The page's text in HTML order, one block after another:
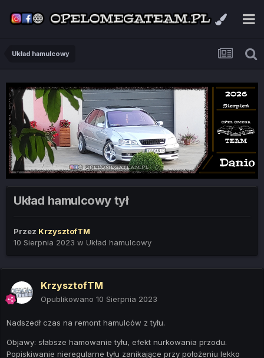
Układ hamulcowy
Układ hamulcowy tył
Przez KrzysztofTM
10 Sierpnia 2023 w Układ hamulcowy
KrzysztofTM
Opublikowano 10 Sierpnia 2023
Nadszedł czas na remont hamulców z tyłu.
Objawy: słabsze hamowanie tyłu, efekt nurkowania przodu.
Popiskiwanie nieregularne tyłu zanikające przy położeniu lekko